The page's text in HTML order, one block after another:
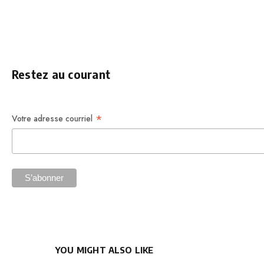
Restez au courant
Votre adresse courriel *
YOU MIGHT ALSO LIKE